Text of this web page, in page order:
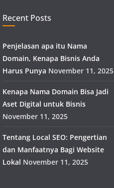
Recent Posts
Penjelasan apa itu Nama
Domain, Kenapa Bisnis Anda
Harus Punya November 11, 2025
Kenapa Nama Domain Bisa Jadi
Aset Digital untuk Bisnis
November 11, 2025
Tentang Local SEO: Pengertian
dan Manfaatnya Bagi Website
Lokal November 11, 2025